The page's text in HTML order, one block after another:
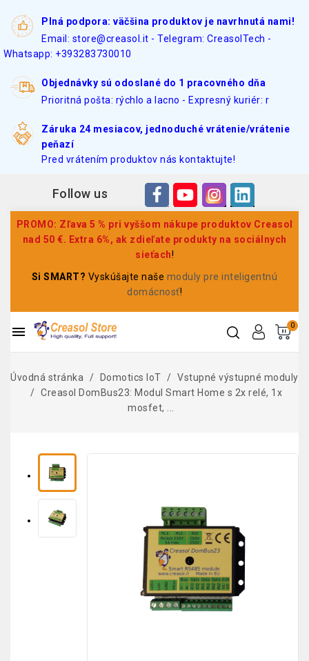
Plná podpora: väčšina produktov je navrhnutá nami!
Email: store@creasol.it - Telegram: CreasolTech -
Whatsapp: +393283730010
Objednávky sú odoslané do 1 pracovného dňa
Prioritná pošta: rýchlo a lacno - Expresný kuriér: r
Záruka 24 mesiacov, jednoduché vrátenie/vrátenie
peňazí
Pred vrátením produktov nás kontaktujte!
Follow us
PROMO: Zľava 5 % pri vyššom nákupe produktov Creasol
nad 50 €. Extra 6%, ak zdieľate produkty na sociálnych
sieťach!
Si SMART? Vyskúšajte naše moduly pre inteligentnú
domácnosť!
0

Úvodná stránka Domotics IoT
Vstupné výstupné moduly
Creasol DomBus23: Modul Smart Home s 2x relé, 1x
mosfet, ...